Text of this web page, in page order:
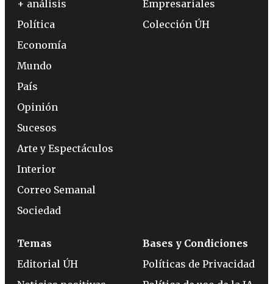
+ análisis
Política
Economía
Mundo
País
Opinión
Sucesos
Arte y Espectáculos
Interior
Correo Semanal
Sociedad
Empresariales
Colección ÚH
Temas
Editorial ÚH
Bases y Condiciones
Políticas de Privacidad